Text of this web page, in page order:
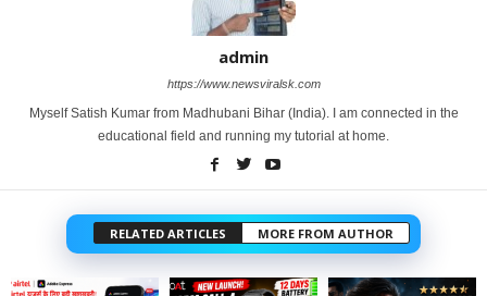
admin
https://www.newsviralsk.com
Myself Satish Kumar from Madhubani Bihar (India). I am connected in the
educational field and running my tutorial at home.
RELATED ARTICLES MORE FROM AUTHOR